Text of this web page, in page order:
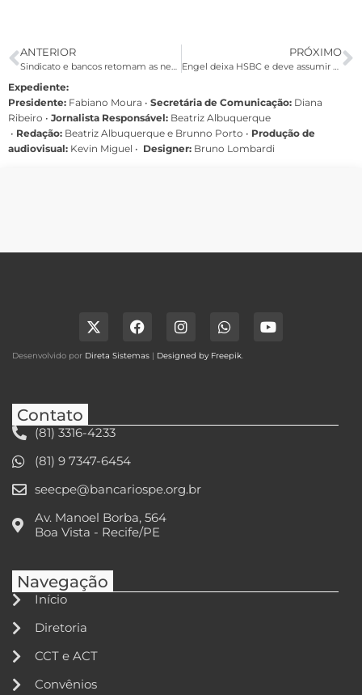
ANTERIOR
Sindicato e bancos retomam as negociações sobre saúde nesta terça
PRÓXIMO
Engel deixa HSBC e deve assumir cargo no Santander, diz Valor
Expediente:
Presidente: Fabiano Moura • Secretária de Comunicação: Diana
Ribeiro • Jornalista Responsável: Beatriz Albuquerque
• Redação: Beatriz Albuquerque e Brunno Porto • Produção de
audiovisual: Kevin Miguel • Designer: Bruno Lombardi
Desenvolvido por Direta Sistemas | Designed by Freepik.
Contato
(81) 3316-4233
(81) 9 7347-6454
seecpe@bancariospe.org.br
Av. Manoel Borba, 564
Boa Vista - Recife/PE
Navegação
Início
Diretoria
CCT e ACT
Convênios